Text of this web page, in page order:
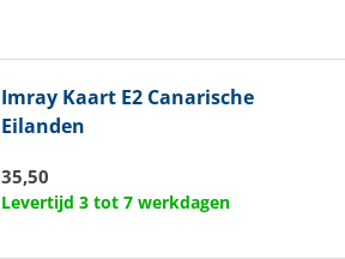
Imray Kaart E2 Canarische
Eilanden
35,50
Levertijd 3 tot 7 werkdagen